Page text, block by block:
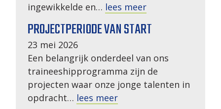
ingewikkelde en… lees meer
PROJECTPERIODE VAN START
23 mei 2026
Een belangrijk onderdeel van ons
traineeshipprogramma zijn de
projecten waar onze jonge talenten in
opdracht… lees meer